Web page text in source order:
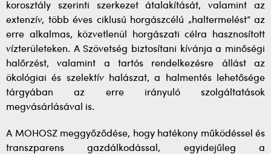
korosztály szerinti szerkezet átalakítását, valamint az
extenzív, több éves ciklusú horgászcélú „haltermelést” az
erre alkalmas, közvetlenül horgászati célra hasznosított
vízterületeken. A Szövetség biztosítani kívánja a minőségi
halőrzést, valamint a tartós rendelkezésre állást az
ökológiai és szelektív halászat, a halmentés lehetősége
tárgyában az erre irányuló szolgáltatások
megvásárlásával is.
A MOHOSZ meggyőződése, hogy hatékony működéssel és
transzparens gazdálkodással, egyidejűleg a